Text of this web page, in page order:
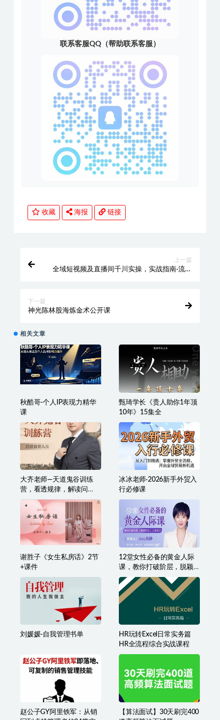
联系客服QQ（帮助联系客服）
收藏 海报 链接
上一篇
全域短视频及直播间千川实操，实战指南·流量
下一篇
神光陈林股海炼金术公开课
相关文章
秋酷哥-个人IP表现力精华
课
甄琦学长《贵人助你1年顶
10年》15集全
大齐老师—天道鬼谷训练
营，看透规律，解读问
题，揭穿商业规则，经营
自在人生
冰冰老师·2026新手外贸入
行必修课
谢胜子《女生私房话》2节
+课件
12堂女性必备的黄金人际
课，教你打破阶层，脱颖
而出，人生跃迁（完结）
刘媛媛-自我管理书单
HR玩转Excel日常实务篇
HR全流程综合实战课程
赵公子GY阿里铁军：从销
【算法面试】30天刷完400